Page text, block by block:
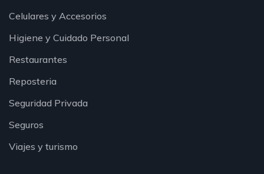
Celulares y Accesorios
Higiene y Cuidado Personal
Restaurantes
Reposteria
Seguridad Privada
Seguros
Viajes y turismo